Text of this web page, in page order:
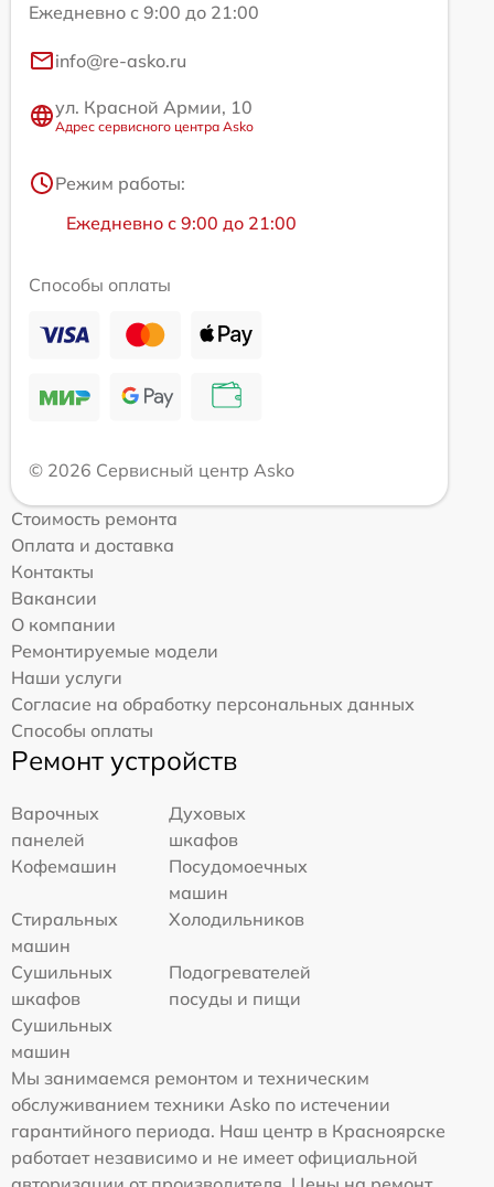
Ежедневно с 9:00 до 21:00
info@re-asko.ru
ул. Красной Армии, 10
Адрес сервисного центра Asko
Режим работы:
Ежедневно с 9:00 до 21:00
Способы оплаты
© 2026 Сервисный центр Asko
Стоимость ремонта
Оплата и доставка
Контакты
Вакансии
О компании
Ремонтируемые модели
Наши услуги
Согласие на обработку персональных данных
Способы оплаты
Ремонт устройств
Варочных
панелей
Духовых
шкафов
Кофемашин
Посудомоечных
машин
Стиральных
машин
Холодильников
Сушильных
шкафов
Подогревателей
посуды и пищи
Сушильных
машин
Мы занимаемся ремонтом и техническим
обслуживанием техники Asko по истечении
гарантийного периода. Наш центр в Красноярске
работает независимо и не имеет официальной